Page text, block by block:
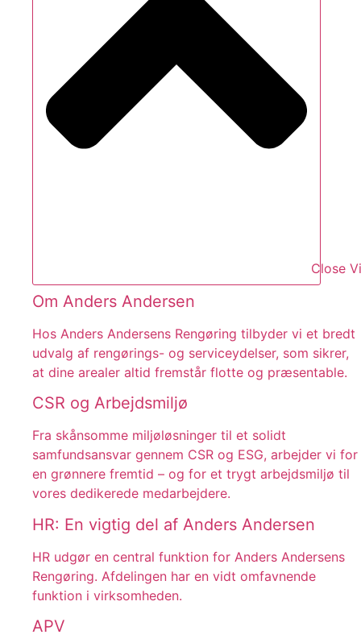
Close
Om Anders Andersen
Hos Anders Andersens Rengøring tilbyder vi et bredt
udvalg af rengørings- og serviceydelser, som sikrer,
at dine arealer altid fremstår flotte og præsentable.
CSR og Arbejdsmiljø
Fra skånsomme miljøløsninger til et solidt
samfundsansvar gennem CSR og ESG, arbejder vi for
en grønnere fremtid – og for et trygt arbejdsmiljø til
vores dedikerede medarbejdere.
HR: En vigtig del af Anders Andersen
HR udgør en central funktion for Anders Andersens
Rengøring. Afdelingen har en vidt omfavnende
funktion i virksomheden.
APV